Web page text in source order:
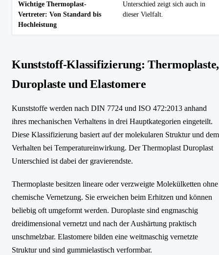
Wichtige Thermoplast-
Vertreter: Von Standard bis
Hochleistung
Unterschied zeigt sich auch in
dieser Vielfalt.
Kunststoff-Klassifizierung: Thermoplaste,
Duroplaste und Elastomere
Kunststoffe werden nach DIN 7724 und ISO 472:2013 anhand
ihres mechanischen Verhaltens in drei Hauptkategorien eingeteilt.
Diese Klassifizierung basiert auf der molekularen Struktur und dem
Verhalten bei Temperatureinwirkung. Der Thermoplast Duroplast
Unterschied ist dabei der gravierendste.
Thermoplaste besitzen lineare oder verzweigte Molekülketten ohne
chemische Vernetzung. Sie erweichen beim Erhitzen und können
beliebig oft umgeformt werden. Duroplaste sind engmaschig
dreidimensional vernetzt und nach der Aushärtung praktisch
unschmelzbar. Elastomere bilden eine weitmaschig vernetzte
Struktur und sind gummielastisch verformbar.